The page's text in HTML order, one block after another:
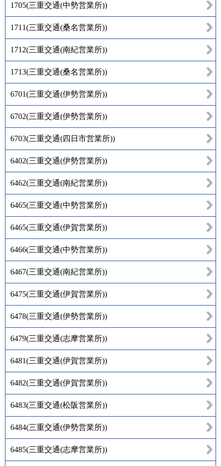
1705(三重交通(中勢営業所))
1711(三重交通(桑名営業所))
1712(三重交通(南紀営業所))
1713(三重交通(桑名営業所))
6701(三重交通(伊勢営業所))
6702(三重交通(伊勢営業所))
6703(三重交通(四日市営業所))
6402(三重交通(伊勢営業所))
6462(三重交通(南紀営業所))
6465(三重交通(中勢営業所))
6465(三重交通(伊賀営業所))
6466(三重交通(中勢営業所))
6467(三重交通(南紀営業所))
6475(三重交通(伊賀営業所))
6478(三重交通(伊勢営業所))
6479(三重交通(志摩営業所))
6481(三重交通(伊賀営業所))
6482(三重交通(伊賀営業所))
6483(三重交通(松阪営業所))
6484(三重交通(伊勢営業所))
6485(三重交通(志摩営業所))